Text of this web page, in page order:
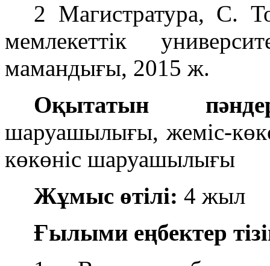
2 Магистратура, С.
мемлекеттік
мамандығы, 2015 ж.
Оқытатын
шаруашылығы, жеміс-
көкөніс шаруашылығы
Жұмыс өтілі: 4 жыл
Ғылыми еңбектер